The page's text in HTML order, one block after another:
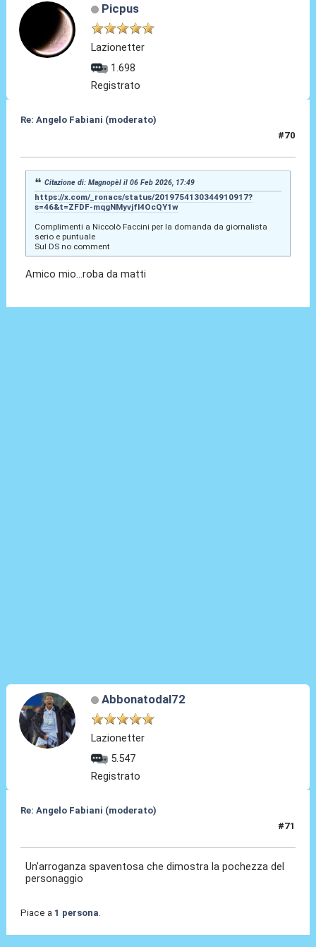
Picpus
Lazionetter
1.698
Registrato
Re: Angelo Fabiani (moderato)
#70
Citazione di: Magnopèl il 06 Feb 2026, 17:49
https://x.com/_ronacs/status/2019754130344910917?
s=46&t=ZFDF-mqgNMyvjfI4OcQY1w
Complimenti a Niccolò Faccini per la domanda da giornalista
serio e puntuale
Sul DS no comment
Amico mio...roba da matti
Abbonatodal72
Lazionetter
5.547
Registrato
Re: Angelo Fabiani (moderato)
#71
Un'arroganza spaventosa che dimostra la pochezza del
personaggio
Piace a 1 persona